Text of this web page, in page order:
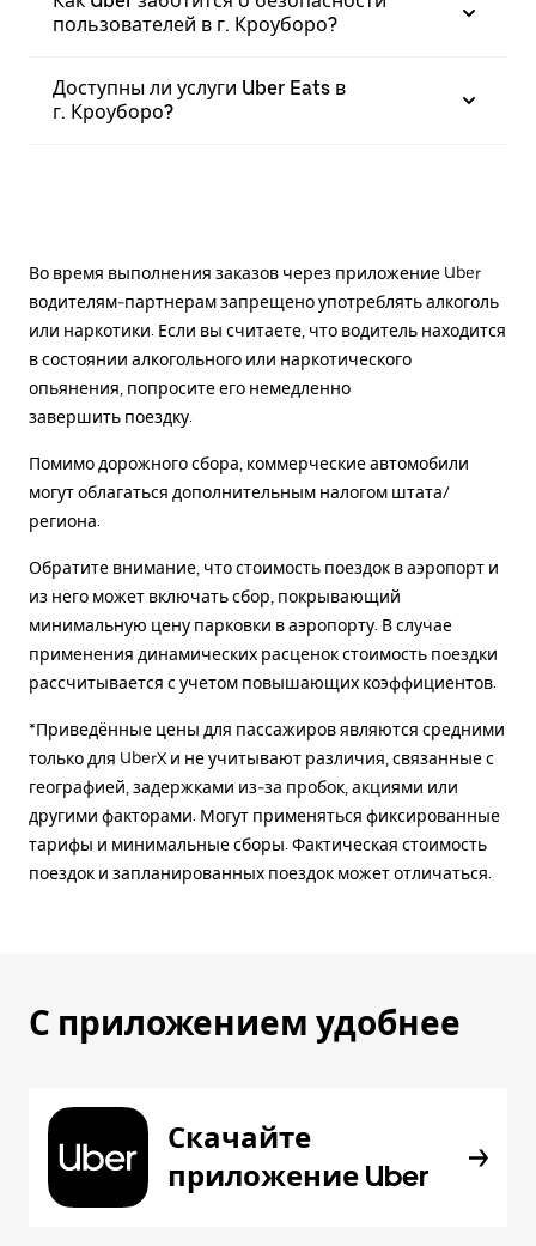
пользователей в г. Кроуборо?
Доступны ли услуги Uber Eats в
г. Кроуборо?
Во время выполнения заказов через приложение Uber
водителям-партнерам запрещено употреблять алкоголь
или наркотики. Если вы считаете, что водитель находится
в состоянии алкогольного или наркотического
опьянения, попросите его немедленно
завершить поездку.
Помимо дорожного сбора, коммерческие автомобили
могут облагаться дополнительным налогом штата/
региона.
Обратите внимание, что стоимость поездок в аэропорт и
из него может включать сбор, покрывающий
минимальную цену парковки в аэропорту. В случае
применения динамических расценок стоимость поездки
рассчитывается с учетом повышающих коэффициентов.
*Приведённые цены для пассажиров являются средними
только для UberX и не учитывают различия, связанные с
географией, задержками из-за пробок, акциями или
другими факторами. Могут применяться фиксированные
тарифы и минимальные сборы. Фактическая стоимость
поездок и запланированных поездок может отличаться.
С приложением удобнее
Скачайте
приложение Uber